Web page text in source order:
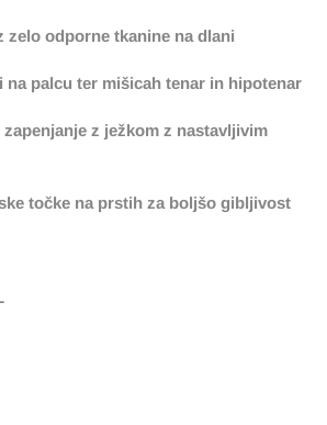
zelo odporne tkanine na dlani
palcu ter mišicah tenar in hipotenar
z ježkom z nastavljivim
točke na prstih za boljšo gibljivost